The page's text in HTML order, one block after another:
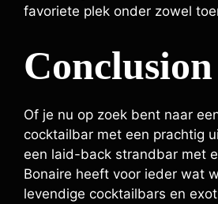
favoriete plek onder zowel
Conclusion
Of je nu op zoek bent naar
cocktailbar met een prachtig
een laid-back strandbar met
Bonaire heeft voor ieder wat
levendige cocktailbars en